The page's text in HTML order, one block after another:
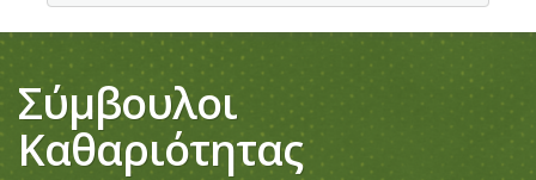
Σύμβουλοι
Καθαριότητας